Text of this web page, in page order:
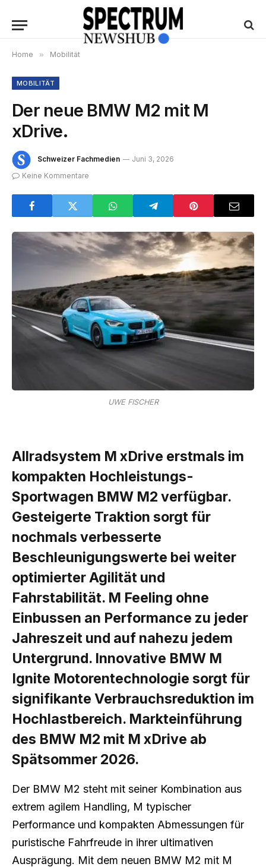
Home » Mobilität
MOBILITÄT
Der neue BMW M2 mit M
xDrive.
Schweizer Fachmedien
Juni 3, 2026
Keine Kommentare
UWE FISCHER
Allradsystem M xDrive erstmals im
kompakten Hochleistungs-
Sportwagen BMW M2 verfügbar.
Gesteigerte Traktion sorgt für
nochmals verbesserte
Beschleunigungswerte bei weiter
optimierter Agilität und
Fahrstabilität. M Feeling ohne
Einbussen an Performance zu jeder
Jahreszeit und auf nahezu jedem
Untergrund. Innovative BMW M
Ignite Motorentechnologie sorgt für
signifikante Verbrauchsreduktion im
Hochlastbereich. Markteinführung
des BMW M2 mit M xDrive ab
Spätsommer 2026.
Der BMW M2 steht mit seiner Kombination aus
extrem agilem Handling, M typischer
Performance und kompakten Abmessungen für
puristische Fahrfreude in ihrer ultimativen
Ausprägung. Mit dem neuen BMW M2 mit M